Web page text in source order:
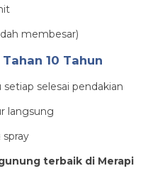
membesar)
10 Tahun
selesai pendakian
langsung
terbaik di Merapi